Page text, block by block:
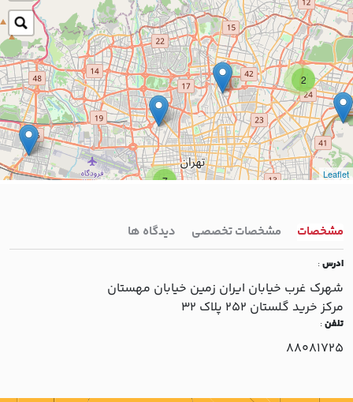
7
2
Leaflet
مشخصات مشخصات تخصصی دیدگاه ها
ادرس:
شهرک غرب خيابان ايران زمين خيابان مهستان
مرکز خريد گلستان 252 پلاک 32
تلفن:
88081725